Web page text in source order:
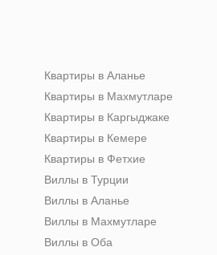
Квартиры в Аланье
Квартиры в Махмутларе
Квартиры в Каргыджаке
Квартиры в Кемере
Квартиры в Фетхие
Виллы в Турции
Виллы в Аланье
Виллы в Махмутларе
Виллы в Оба